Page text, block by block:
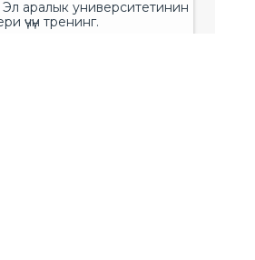
Эл аралык университетинин
үчүн тренинг.